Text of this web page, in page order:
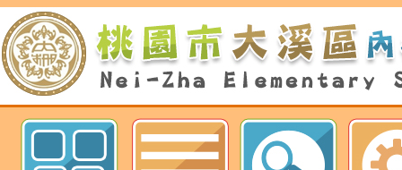
歡迎參觀：桃園市內柵國民小學網